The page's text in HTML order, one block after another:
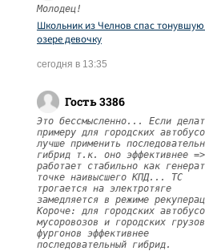
Молодец!
Школьник из Челнов спас
озере девочку
сегодня в 13:35
Гость 3386
Это бессмысленно... Если
примеру для городских
лучше применить
гибрид т.к. оно эффективнее
работает стабильно как
точке наивысшего КПД... ТС
трогается на электротяге
замедляется в режиме
Короче: для городских
мусоровозов и городских
фургонов эффективнее
последовательный гибрид.